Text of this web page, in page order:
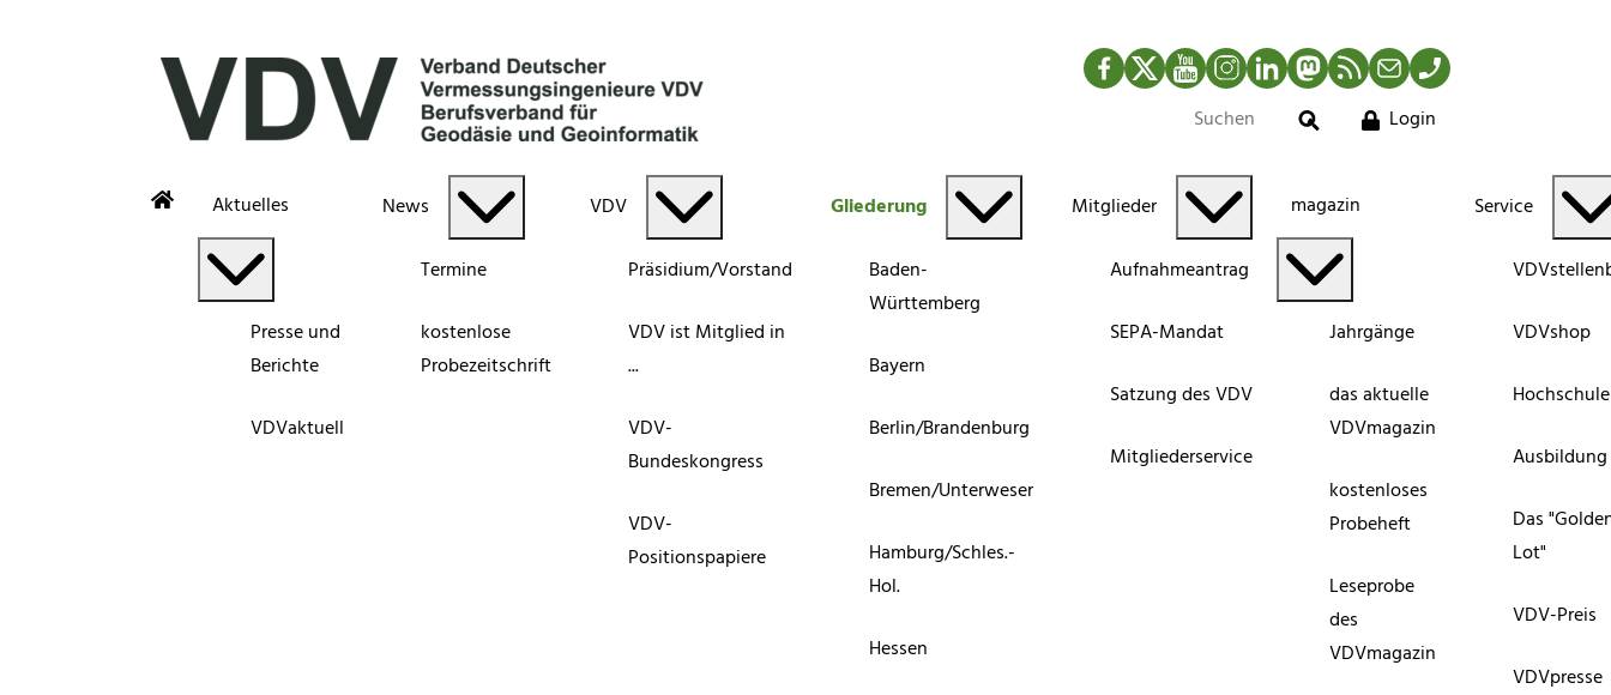
Facebook
TwitterYouTubeInstagram
LinkedInMastodonRSS-Newsfeed
MailTelefon
Suche
Login
Aktuelles
Presse und
Berichte
VDVaktuell
News
Termine
kostenlose
Probezeitschrift
VDV
Präsidium/Vorstand
VDV ist Mitglied in
...
VDV-
Bundeskongress
VDV-
Positionspapiere
Gliederung
Baden-
Württemberg
Bayern
Berlin/Brandenburg
Bremen/Unterweser
Hamburg/Schles.-
Hol.
Hessen
Mitglieder
Aufnahmeantrag
SEPA-Mandat
Satzung des VDV
Mitgliederservice
magazin
Jahrgänge
das aktuelle
VDVmagazin
kostenloses
Probeheft
Leseprobe
des
VDVmagazin
Service
VDVshop
Ausbildung
Das
Lot"
VDV-Preis
VDVpresse